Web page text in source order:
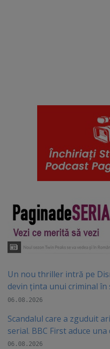
Un nou thriller intră pe
devin ținta unui criminal în
06.08.2026
Scandalul care a zguduit
serial. BBC First aduce
06.08.2026